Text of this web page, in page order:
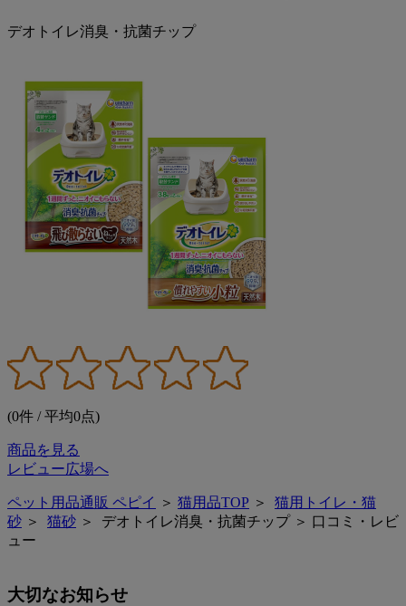
デオトイレ消臭・抗菌チップ
(0件 / 平均0点)
商品を見る
レビュー広場へ
ペット用品通販 ペピイ ＞ 猫用品TOP ＞ 猫用トイレ・猫
砂 ＞ 猫砂 ＞ デオトイレ消臭・抗菌チップ ＞ 口コミ・レビ
ュー
大切なお知らせ